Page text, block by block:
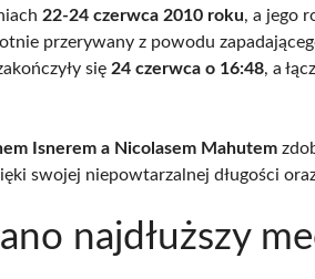
22-24 czerwca 2010 roku, a jego
przerywany z powodu
się 24 czerwca o 16:48, a
Isnerem a Nicolasem Mahutem
swojej niepowtarzalnej długości
najdłuższy